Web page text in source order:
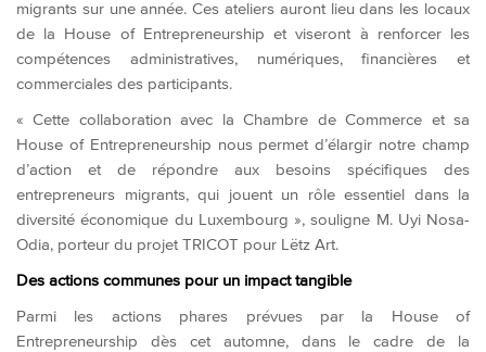
migrants sur une année. Ces ateliers auront lieu dans les locaux
de la House of Entrepreneurship et viseront à renforcer les
compétences administratives, numériques, financières et
commerciales des participants.
« Cette collaboration avec la Chambre de Commerce et sa
House of Entrepreneurship nous permet d’élargir notre champ
d’action et de répondre aux besoins spécifiques des
entrepreneurs migrants, qui jouent un rôle essentiel dans la
diversité économique du Luxembourg », souligne M. Uyi Nosa-
Odia, porteur du projet TRICOT pour Lëtz Art.
Des actions communes pour un impact tangible
Parmi les actions phares prévues par la House of
Entrepreneurship dès cet automne, dans le cadre de la